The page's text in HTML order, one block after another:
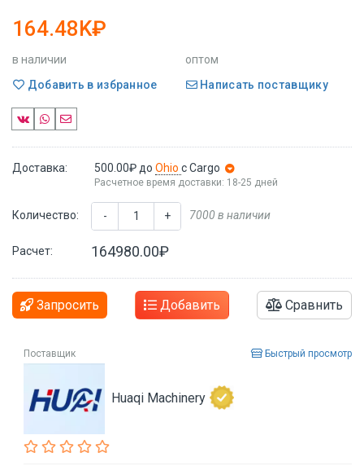
164.48K₽
в наличии
оптом
Добавить в избранное
Написать поставщику
Доставка: 500.00₽ до Ohio с Cargo
Расчетное время доставки: 18-25 дней
Количество: - + 7000 в наличии
Расчет: 164980.00₽
Запросить Добавить Сравнить
Поставщик Быстрый просмотр
Huaqi Machinery